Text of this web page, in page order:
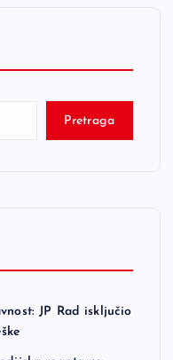
Pretraga
JP Rad isključio